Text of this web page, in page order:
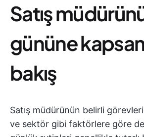
Satış
gününe
bakış
Satış müdürünün belirli
ve sektör gibi faktörlere göre